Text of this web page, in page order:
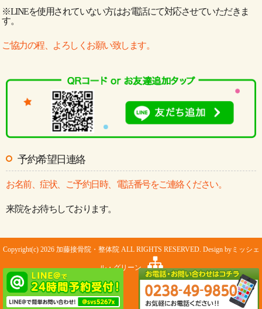
※LINEを使用されていない方はお電話にて対応させていただきま
す。
ご協力の程、よろしくお願い致します。
予約希望日連絡
お名前、症状、ご予約日時、電話番号をご連絡ください。
来院をお待ちしております。
Copyright(c) 2026 加藤接骨院・整体院 ALL RIGHTS RESERVED. Design byミッシェ
ル・グリーン